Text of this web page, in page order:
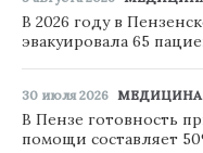
В 2026 году в
эвакуировала 65
30 июля 2026 МЕДИЦИНА
В Пензе готовность
помощи составляет